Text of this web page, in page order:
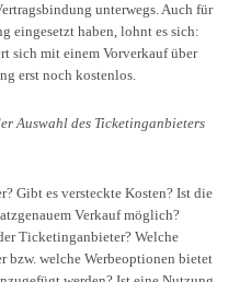
unterwegs. Auch für
eingesetzt haben, lohnt es sich:
sich mit einem Vorverkauf über
erst noch kostenlos.
Auswahl des Ticketinganbieters
Gibt es versteckte Kosten? Ist die
Verkauf möglich?
Ticketinganbieter? Welche
bzw. welche Werbeoptionen bietet